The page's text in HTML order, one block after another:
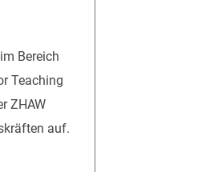
Bereich
Teaching
ZHAW
auf.